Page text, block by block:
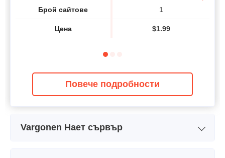
Брой сайтове
Цена
1
$1.99
Повече подробности
Vargonen Нает сървър